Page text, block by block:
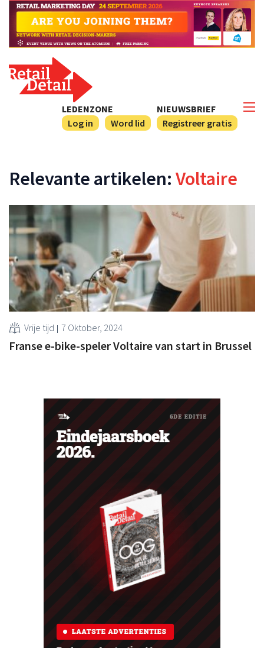
NIEUWSBRIEF
Registreer gratis
LEDENZONE
Log in
Word lid
Relevante artikelen: Voltaire
Vrije tijd 7 Oktober, 2024
Franse e-bike-speler Voltaire van start in Brussel